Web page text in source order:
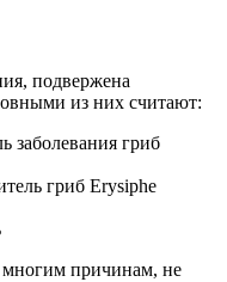
подвержена
из них считают:
заболевания гриб
гриб Erysiphe
многим причинам, не